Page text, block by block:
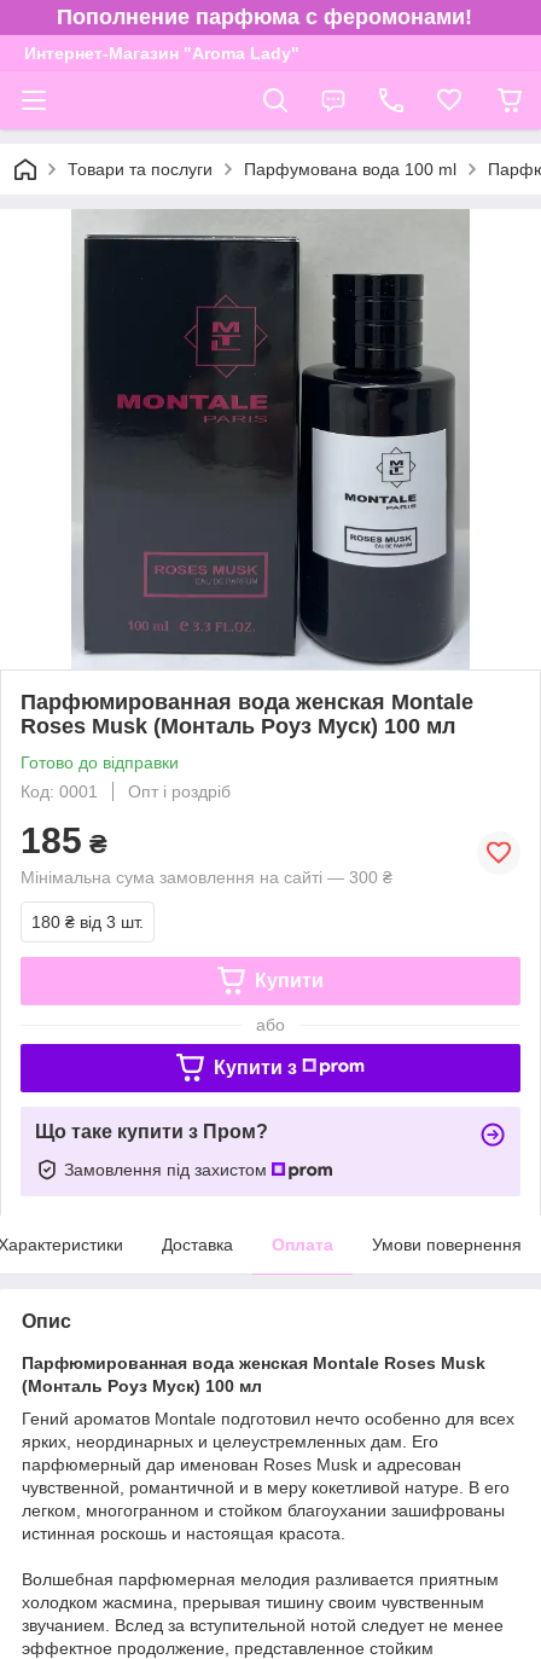
Пополнение парфюма с феромонами!
Интернет-Магазин "Aroma Lady"
Товари та послуги Парфумована вода 100 ml
Парфюмированная вода женская Montale
Roses Musk (Монталь Роуз Муск) 100 мл
Готово до відправки
Код: 0001
Опт і роздріб
185 ₴
Мінімальна сума замовлення на сайті — 300 ₴
180 ₴ від 3 шт.
Купити
або
Купити з
Що таке купити з Пром?
Замовлення під захистом
Доставка Оплата Умови повернення
Опис
Парфюмированная вода женская Montale Roses Musk
(Монталь Роуз Муск) 100 мл
Гений ароматов Montale подготовил нечто особенно для всех
ярких, неординарных и целеустремленных дам. Его
парфюмерный дар именован Roses Musk и адресован
чувственной, романтичной и в меру кокетливой натуре. В его
легком, многогранном и стойком благоухании зашифрованы
истинная роскошь и настоящая красота.
Волшебная парфюмерная мелодия разливается приятным
холодком жасмина, прерывая тишину своим чувственным
звучанием. Вслед за вступительной нотой следует не менее
эффектное продолжение, представленное стойким